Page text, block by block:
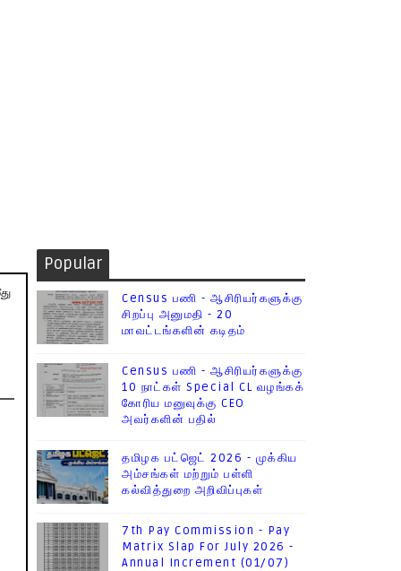
Popular
Census பணி - ஆசிரியர்களுக்கு
சிறப்பு அனுமதி - 20
மாவட்டங்களின் கடிதம்
Census பணி - ஆசிரியர்களுக்கு
10 நாட்கள் Special CL வழங்கக்
கோரிய மனுவுக்கு CEO
அவர்களின் பதில்
தமிழக பட்ஜெட் 2026 - முக்கிய
அம்சங்கள் மற்றும் பள்ளி
கல்வித்துறை அறிவிப்புகள்
7th Pay Commission - Pay
Matrix Slap For July 2026 -
Annual Increment (01/07)